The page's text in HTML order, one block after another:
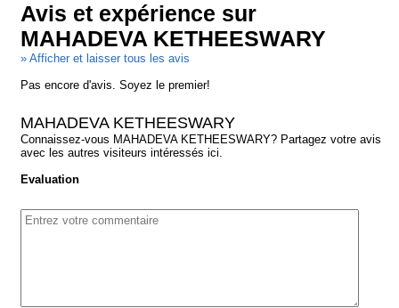
Avis et expérience sur
MAHADEVA KETHEESWARY
» Afficher et laisser tous les avis
Pas encore d'avis. Soyez le premier!
MAHADEVA KETHEESWARY
Connaissez-vous MAHADEVA KETHEESWARY? Partagez votre avis
avec les autres visiteurs intéressés ici.
Evaluation